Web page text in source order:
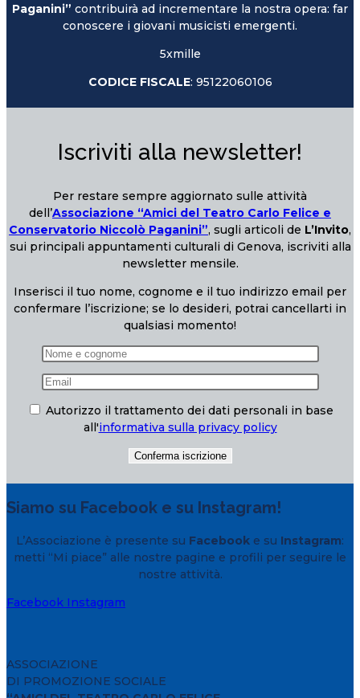
Paganini” contribuirà ad incrementare la nostra opera: far
conoscere i giovani musicisti emergenti.
5xmille
CODICE FISCALE: 95122060106
Iscriviti alla newsletter!
Per restare sempre aggiornato sulle attività
dell’Associazione “Amici del Teatro Carlo Felice e
Conservatorio Niccolò Paganini”, sugli articoli de L’Invito,
sui principali appuntamenti culturali di Genova, iscriviti alla
newsletter mensile.
Inserisci il tuo nome, cognome e il tuo indirizzo email per
confermare l’iscrizione; se lo desideri, potrai cancellarti in
qualsiasi momento!
Autorizzo il trattamento dei dati personali in base
all'informativa sulla privacy policy
Siamo su Facebook e su Instagram!
L’Associazione è presente su Facebook e su Instagram:
metti “Mi piace” alle nostre pagine e profili per seguire le
nostre attività.
Facebook Instagram
ASSOCIAZIONE
DI PROMOZIONE SOCIALE